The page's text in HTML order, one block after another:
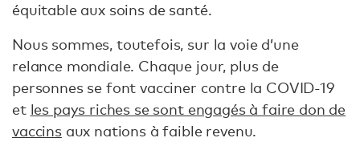
équitable aux soins de santé.
Nous sommes, toutefois, sur la voie d’une
relance mondiale. Chaque jour, plus de
personnes se font vacciner contre la COVID-19
et les pays riches se sont engagés à faire don de
vaccinsaux nations à faible revenu.